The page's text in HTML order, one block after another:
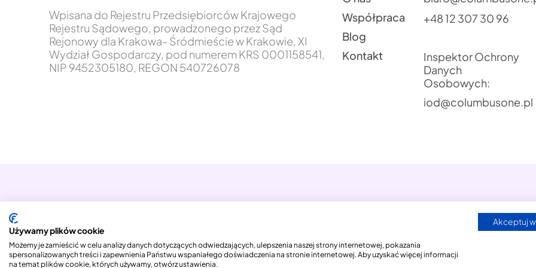
Wpisana do Rejestru Przedsiębiorców Krajowego
Rejestru Sądowego, prowadzonego przez Sąd
Rejonowy dla Krakowa- Śródmieście w Krakowie, XI
Wydział Gospodarczy, pod numerem KRS 0001158541,
NIP 9452305180, REGON 540726078
Współpraca
Blog
Kontakt
+48 12 307 30 96
Inspektor Ochrony
Danych
Osobowych:
iod@columbusone.pl
Copyright © 2026 Columbus ONE S.A. Przetwarzanie Danych
Używamy plików cookie
Możemy je zamieścić w celu analizy danych dotyczących odwiedzających, ulepszenia naszej strony internetowej, pokazania
spersonalizowanych treści i zapewnienia Państwu wspaniałego doświadczenia na stronie internetowej. Aby uzyskać więcej informacji
na temat plików cookie, których używamy, otwórz ustawienia.
Akceptuj